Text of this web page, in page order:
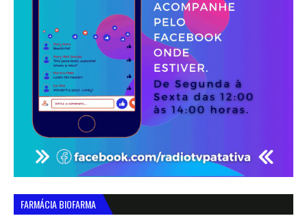
FARMÁCIA BIOFARMA